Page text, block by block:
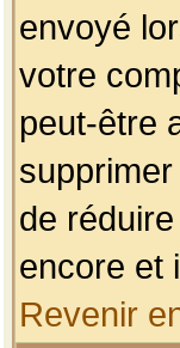
envoyé
votre
peut-être
de
encore et
Revenir